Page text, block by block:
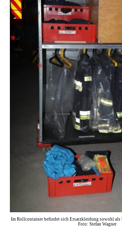
Im Rollcontainer befindet sich Ersatzkleidung sowohl als
Foto: Stefan Wagner